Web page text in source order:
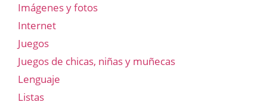
Imágenes y fotos
Internet
Juegos
Juegos de chicas, niñas y muñecas
Lenguaje
Listas